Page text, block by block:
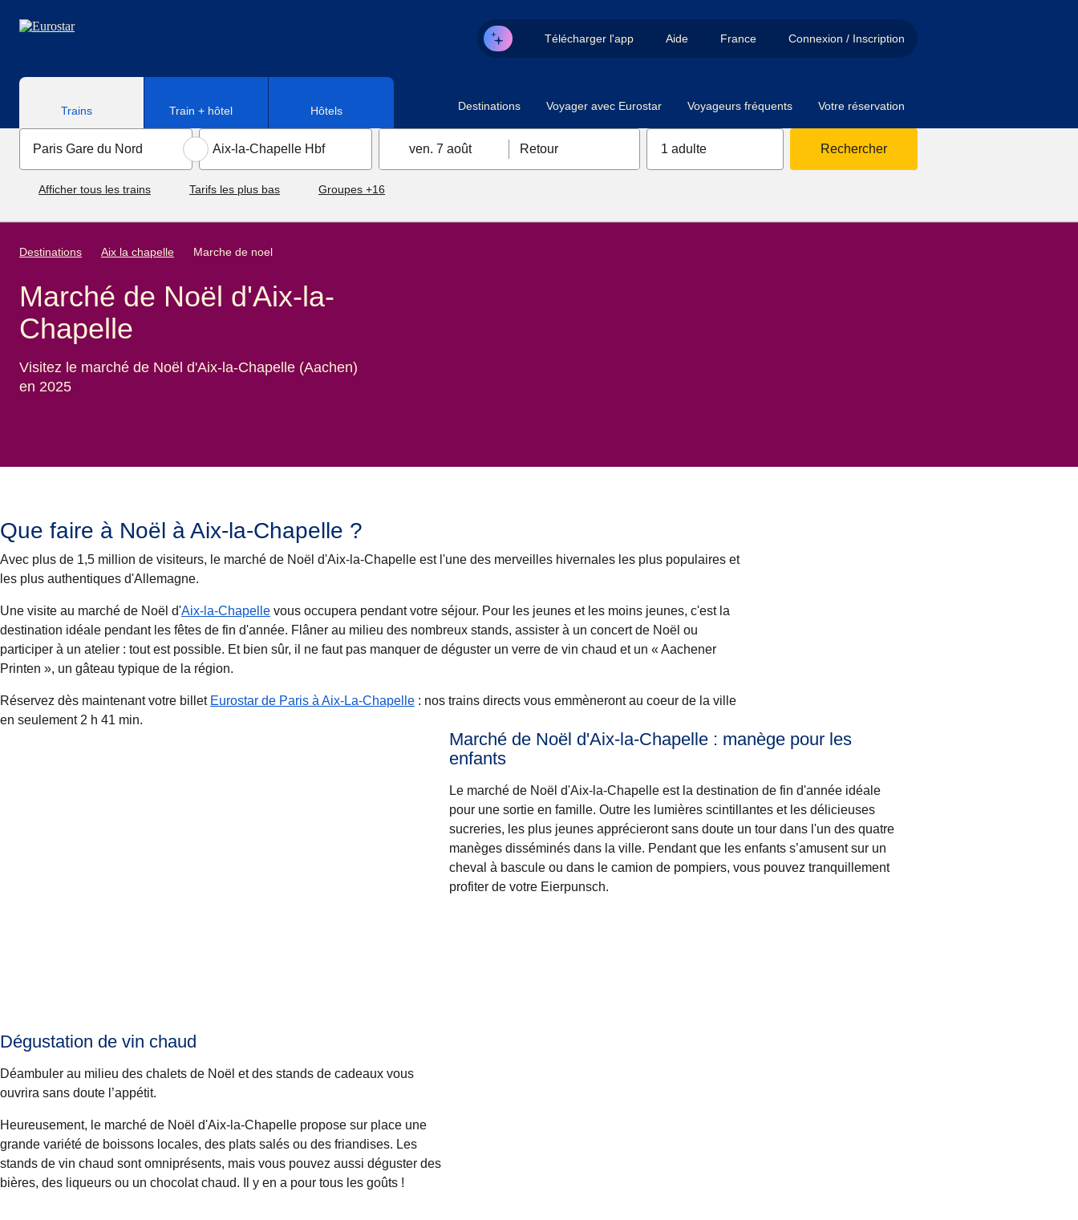
Télécharger l'app Aide France Connexion / Inscription
Trains Train + hôtel Hôtels Destinations Voyager avec Eurostar Voyageurs fréquents Votre réservation
ven. 7 août Retour 1 adulte Rechercher
Afficher tous les trains Tarifs les plus bas Groupes +16
Destinations Aix la chapelle Marche de noel
Marché de Noël d'Aix-la-
Chapelle
Visitez le marché de Noël d'Aix-la-Chapelle (Aachen)
en 2025
Que faire à Noël à Aix-la-Chapelle ?
Avec plus de 1,5 million de visiteurs, le marché de Noël d'Aix-la-Chapelle est l'une des merveilles hivernales les plus populaires et
les plus authentiques d'Allemagne.
Une visite au marché de Noël d'Aix-la-Chapelle vous occupera pendant votre séjour. Pour les jeunes et les moins jeunes, c'est la
destination idéale pendant les fêtes de fin d'année. Flâner au milieu des nombreux stands, assister à un concert de Noël ou
participer à un atelier : tout est possible. Et bien sûr, il ne faut pas manquer de déguster un verre de vin chaud et un « Aachener
Printen », un gâteau typique de la région.
Réservez dès maintenant votre billet Eurostar de Paris à Aix-La-Chapelle : nos trains directs vous emmèneront au coeur de la ville
en seulement 2 h 41 min.
Marché de Noël d'Aix-la-Chapelle : manège pour les
enfants
Le marché de Noël d'Aix-la-Chapelle est la destination de fin d'année idéale
pour une sortie en famille. Outre les lumières scintillantes et les délicieuses
sucreries, les plus jeunes apprécieront sans doute un tour dans l'un des quatre
manèges disséminés dans la ville. Pendant que les enfants s’amusent sur un
cheval à bascule ou dans le camion de pompiers, vous pouvez tranquillement
profiter de votre Eierpunsch.
Dégustation de vin chaud
Déambuler au milieu des chalets de Noël et des stands de cadeaux vous
ouvrira sans doute l’appétit.
Heureusement, le marché de Noël d'Aix-la-Chapelle propose sur place une
grande variété de boissons locales, des plats salés ou des friandises. Les
stands de vin chaud sont omniprésents, mais vous pouvez aussi déguster des
bières, des liqueurs ou un chocolat chaud. Il y en a pour tous les goûts !